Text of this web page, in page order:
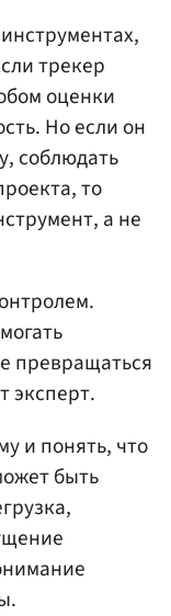
трекер
оценки
Но если он
соблюдать
то
а не
превращаться
эксперт.
и понять, что
быть